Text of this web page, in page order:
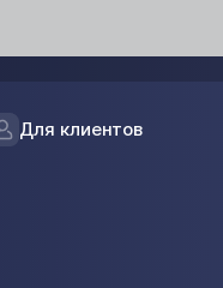
Для клиентов